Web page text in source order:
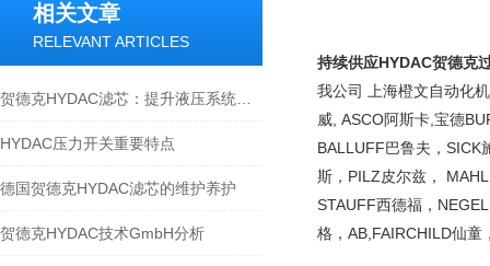
相关文章
RELEVANT ARTICLES
HYDAC压力开关重要特点
德国贺德克HYDAC滤芯的维护养护
贺德克HYDAC技术GmbH分析
持续供应HYDAC贺德克
我公司 上海橙文自动化
威, ASCO阿斯卡,宝德
BALLUFF巴鲁夫，SICK
斯，PILZ皮尔兹，
STAUFF西德福，
格，AB,FAIRCHILD仙童